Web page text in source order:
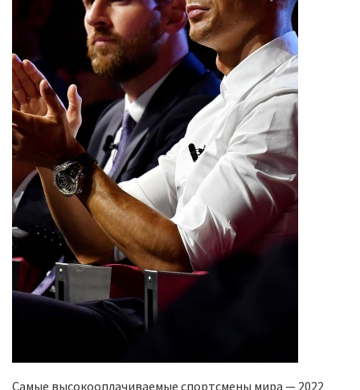
Самые высокооплачиваемые спортсмены мира — 2022